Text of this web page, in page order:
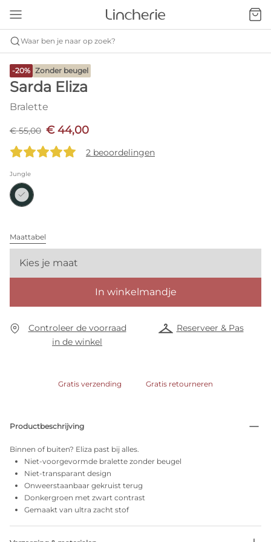
Waar ben je naar op zoek?
-20% Zonder beugel
Sarda Eliza
Bralette
€ 55,00 € 44,00
2 beoordelingen
Jungle
Maattabel
Kies je maat
In winkelmandje
Controleer de voorraad
in de winkel
Reserveer & Pas
Gratis verzending Gratis retourneren
Productbeschrijving
Binnen of buiten? Eliza past bij alles.
Niet-voorgevormde bralette zonder beugel
Niet-transparant design
Onweerstaanbaar gekruist terug
Donkergroen met zwart contrast
Gemaakt van ultra zacht stof